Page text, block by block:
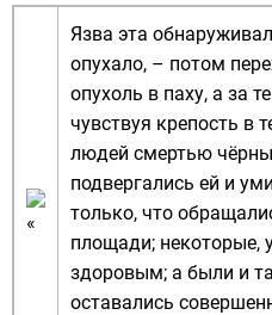
Язва эта
опухало, – потом
опухоль в паху, а за
чувствуя крепость в
людей смертью
подвергались ей и
только, что
площади; некоторые,
здоровым; а были и
оставались